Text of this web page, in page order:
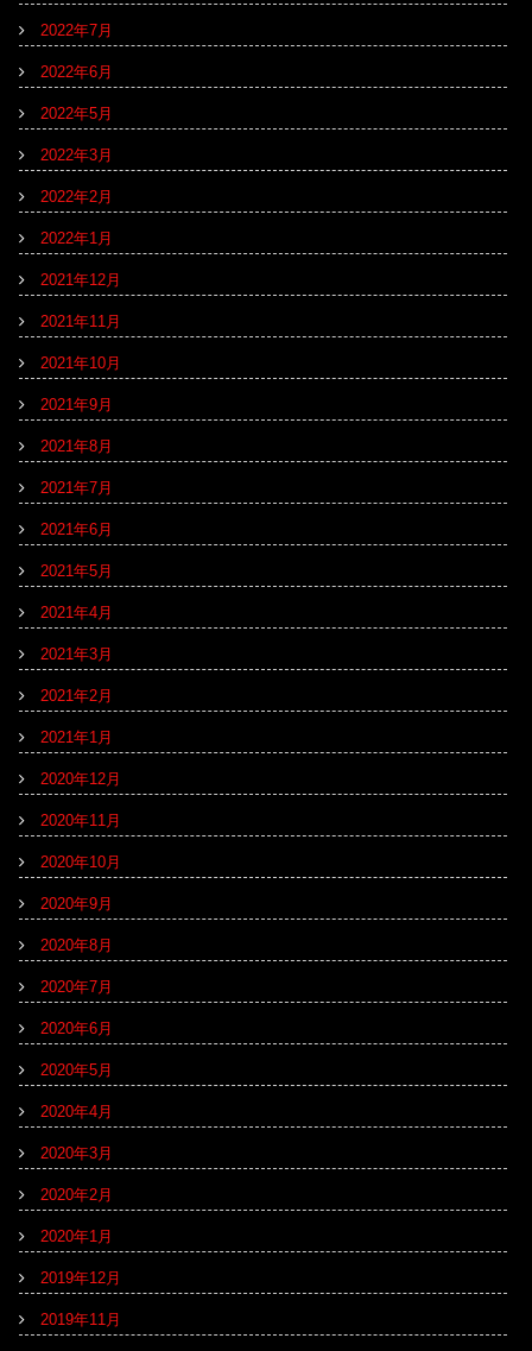
2022年7月
2022年6月
2022年5月
2022年3月
2022年2月
2022年1月
2021年12月
2021年11月
2021年10月
2021年9月
2021年8月
2021年7月
2021年6月
2021年5月
2021年4月
2021年3月
2021年2月
2021年1月
2020年12月
2020年11月
2020年10月
2020年9月
2020年8月
2020年7月
2020年6月
2020年5月
2020年4月
2020年3月
2020年2月
2020年1月
2019年12月
2019年11月